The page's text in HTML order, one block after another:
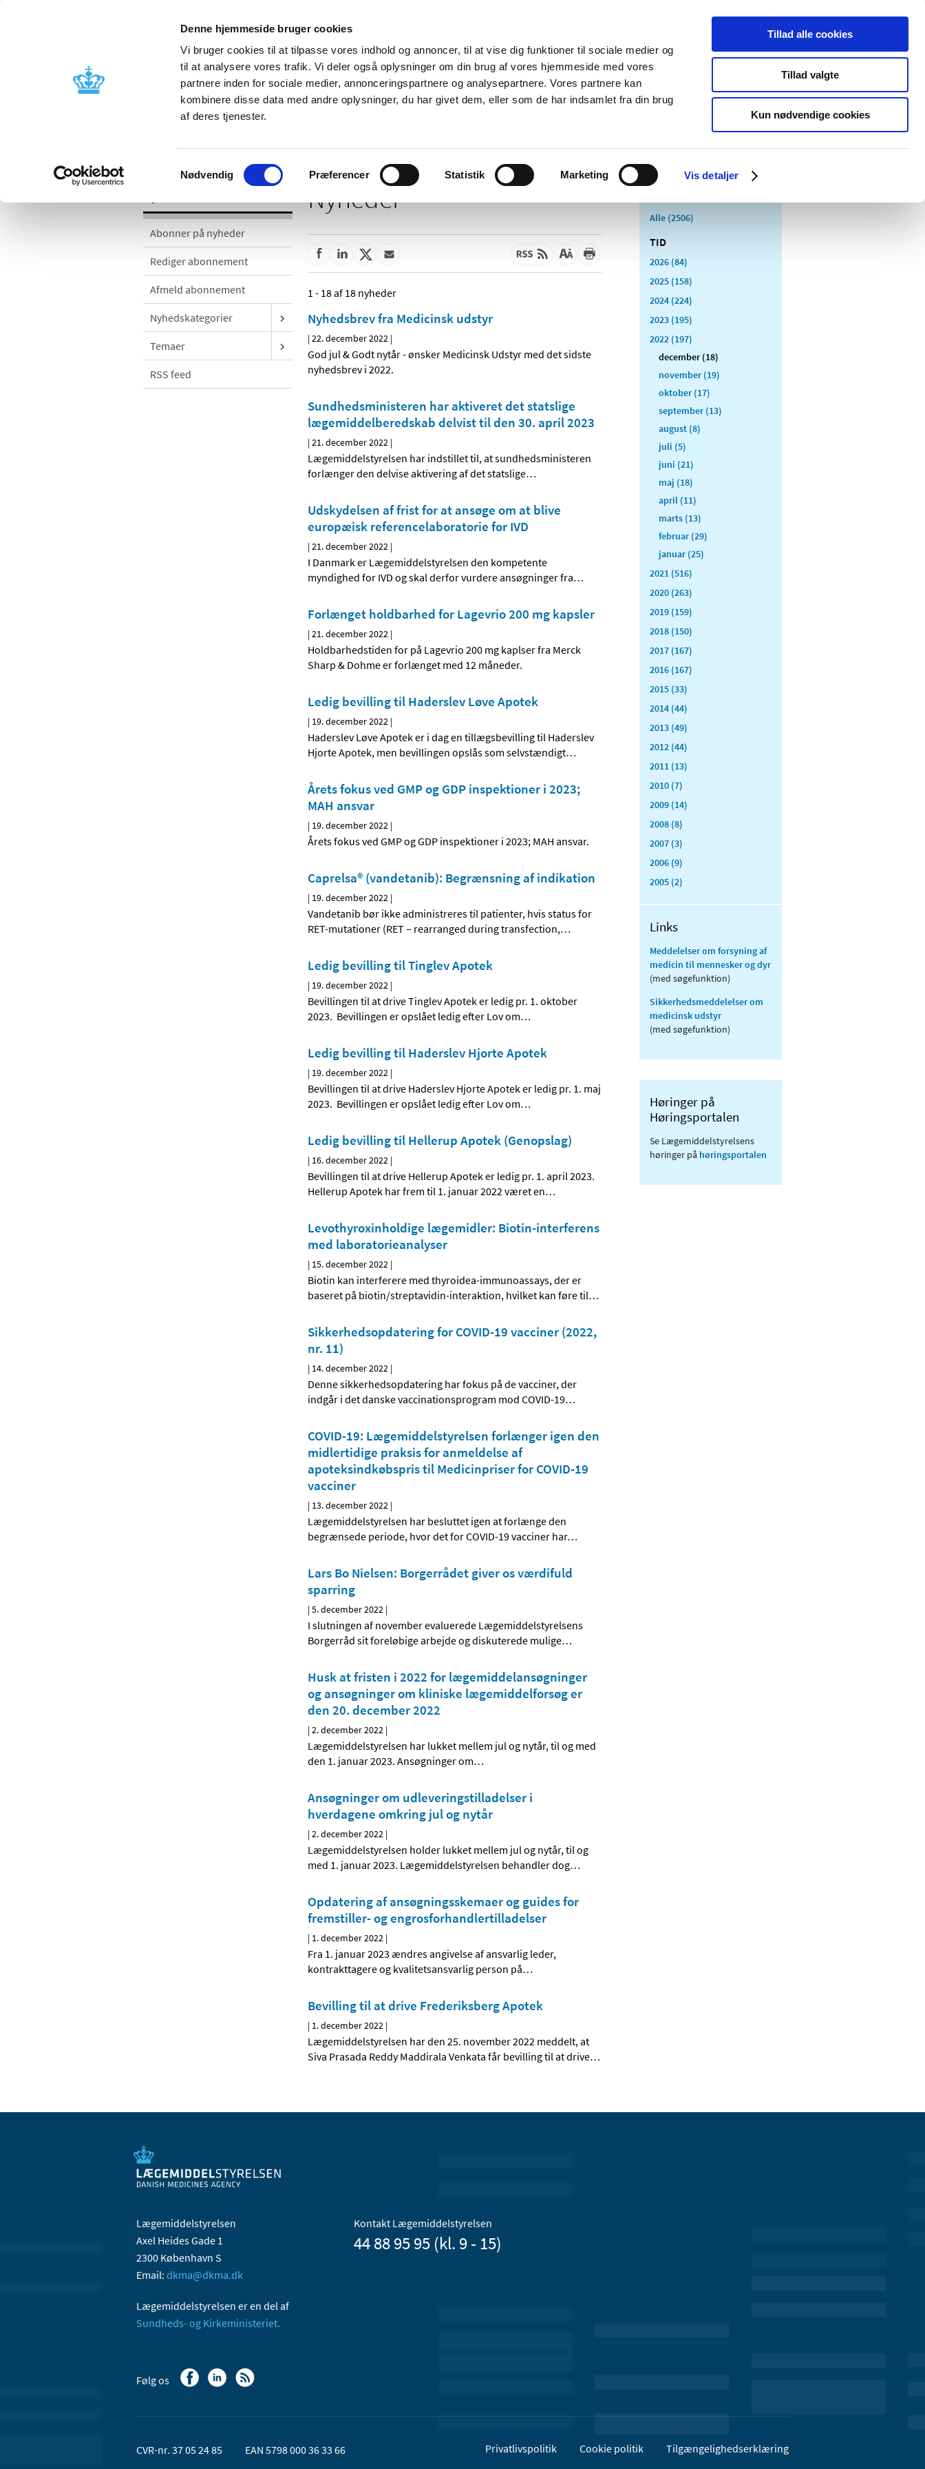
Denne hjemmeside bruger cookies
Vi bruger cookies til at tilpasse vores indhold og annoncer, til at vise dig funktioner til sociale medier og
til at analysere vores trafik. Vi deler også oplysninger om din brug af vores hjemmeside med vores
partnere inden for sociale medier, annonceringspartnere og analysepartnere. Vores partnere kan
kombinere disse data med andre oplysninger, du har givet dem, eller som de har indsamlet fra din brug
af deres tjenester.
Samtykkevalg
Nødvendig Præferencer Statistik Marketing Vis detaljer
Tillad alle cookies
Tillad valgte
Kun nødvendige cookies
Nyheder Om os Kontakt Udgivelser
Godkendelse og
Bivirkninger og
produktinformation
Tilskud og
Apoteker og salg af
Medicinsk
Særlige
produktområder
Abonner på nyheder
Rediger abonnement
Afmeld abonnement
Nyhedskategorier
Temaer
RSS feed
Nyheder
1 - 18 af 18 nyheder
Nyhedsbrev fra Medicinsk udstyr
|22. december 2022 |
God jul & Godt nytår - ønsker Medicinsk Udstyr med det sidste
nyhedsbrev i 2022.
Sundhedsministeren har aktiveret det statslige
lægemiddelberedskab delvist til den 30. april 2023
|21. december 2022 |
Lægemiddelstyrelsen har indstillet til, at sundhedsministeren
forlænger den delvise aktivering af det statslige…
Udskydelsen af frist for at ansøge om at blive
europæisk referencelaboratorie for IVD
|21. december 2022 |
I Danmark er Lægemiddelstyrelsen den kompetente
myndighed for IVD og skal derfor vurdere ansøgninger fra…
Forlænget holdbarhed for Lagevrio 200 mg kapsler
|21. december 2022 |
Holdbarhedstiden for på Lagevrio 200 mg kaplser fra Merck
Sharp & Dohme er forlænget med 12 måneder.
Ledig bevilling til Haderslev Løve Apotek
| 19. december 2022 |
Haderslev Løve Apotek er i dag en tillægsbevilling til Haderslev
Hjorte Apotek, men bevillingen opslås som selvstændigt…
Årets fokus ved GMP og GDP inspektioner i 2023;
MAH ansvar
| 19. december 2022 |
Årets fokus ved GMP og GDP inspektioner i 2023; MAH ansvar.
Caprelsa® (vandetanib): Begrænsning af indikation
| 19. december 2022 |
Vandetanib bør ikke administreres til patienter, hvis status for
RET-mutationer (RET – rearranged during transfection,…
Ledig bevilling til Tinglev Apotek
| 19. december 2022 |
Bevillingen til at drive Tinglev Apotek er ledig pr. 1. oktober
2023. Bevillingen er opslået ledig efter Lov om…
Ledig bevilling til Haderslev Hjorte Apotek
| 19. december 2022 |
Bevillingen til at drive Haderslev Hjorte Apotek er ledig pr. 1. maj
2023. Bevillingen er opslået ledig efter Lov om…
Ledig bevilling til Hellerup Apotek (Genopslag)
| 16. december 2022 |
Bevillingen til at drive Hellerup Apotek er ledig pr. 1. april 2023.
Hellerup Apotek har frem til 1. januar 2022 været en…
Levothyroxinholdige lægemidler: Biotin-interferens
med laboratorieanalyser
| 15. december 2022 |
Biotin kan interferere med thyroidea-immunoassays, der er
baseret på biotin/streptavidin-interaktion, hvilket kan føre til…
Sikkerhedsopdatering for COVID-19 vacciner (2022,
nr. 11)
| 14. december 2022 |
Denne sikkerhedsopdatering har fokus på de vacciner, der
indgår i det danske vaccinationsprogram mod COVID-19…
COVID-19: Lægemiddelstyrelsen forlænger igen den
midlertidige praksis for anmeldelse af
apoteksindkøbspris til Medicinpriser for COVID-19
vacciner
| 13. december 2022 |
Lægemiddelstyrelsen har besluttet igen at forlænge den
begrænsede periode, hvor det for COVID-19 vacciner har…
Lars Bo Nielsen: Borgerrådet giver os værdifuld
sparring
|5. december 2022 |
I slutningen af november evaluerede Lægemiddelstyrelsens
Borgerråd sit foreløbige arbejde og diskuterede mulige…
Husk at fristen i 2022 for lægemiddelansøgninger
og ansøgninger om kliniske lægemiddelforsøg er
den 20. december 2022
|2. december 2022 |
Lægemiddelstyrelsen har lukket mellem jul og nytår, til og med
den 1. januar 2023. Ansøgninger om…
Ansøgninger om udleveringstilladelser i
hverdagene omkring jul og nytår
|2. december 2022 |
Lægemiddelstyrelsen holder lukket mellem jul og nytår, til og
med 1. januar 2023. Lægemiddelstyrelsen behandler dog…
Opdatering af ansøgningsskemaer og guides for
fremstiller- og engrosforhandlertilladelser
| 1. december 2022 |
Fra 1. januar 2023 ændres angivelse af ansvarlig leder,
kontrakttagere og kvalitetsansvarlig person på…
Bevilling til at drive Frederiksberg Apotek
| 1. december 2022 |
Lægemiddelstyrelsen har den 25. november 2022 meddelt, at
Siva Prasada Reddy Maddirala Venkata får bevilling til at drive…
Alle (2506)
TID
2026 (84)
2025 (158)
2024 (224)
2023 (195)
2022 (197)
december (18)
november (19)
oktober (17)
september (13)
august (8)
juli (5)
juni (21)
maj (18)
april (11)
marts (13)
februar (29)
januar (25)
2021 (516)
2020 (263)
2019 (159)
2018 (150)
2017 (167)
2016 (167)
2015 (33)
2014 (44)
2013 (49)
2012 (44)
2011 (13)
2010 (7)
2009 (14)
2008 (8)
2007 (3)
2006 (9)
2005 (2)
Links
Meddelelser om forsyning af
medicin til mennesker og dyr
(med søgefunktion)
Sikkerhedsmeddelelser om
medicinsk udstyr
(med søgefunktion)
Høringer på
Høringsportalen
Se Lægemiddelstyrelsens
høringer på høringsportalen
Lægemiddelstyrelsen
Axel Heides Gade 1
2300 København S
Email: dkma@dkma.dk
Lægemiddelstyrelsen er en del af
Sundheds- og Kirkeministeriet.
Kontakt Lægemiddelstyrelsen
44 88 95 95 (kl. 9 - 15)
Følg os
CVR-nr. 37 05 24 85 EAN 5798 000 36 33 66 Privatlivspolitik Cookie politik Tilgængelighedserklæring